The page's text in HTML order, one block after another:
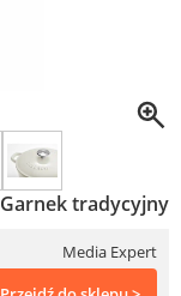
tradycyjny
Media Expert